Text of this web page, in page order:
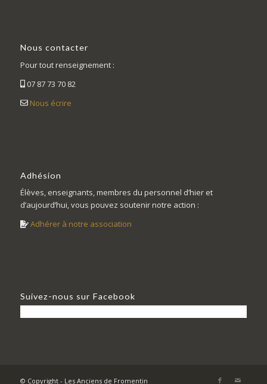
Nous contacter
Pour tout renseignement :
07 87 73 70 82
Nous écrire
Adhésion
Élèves, enseignants, membres du personnel d’hier et
d’aujourd’hui, vous pouvez soutenir notre action :
Adhérer à notre association
Suivez-nous sur Facebook
© Copyright - Les Anciens de Fromentin